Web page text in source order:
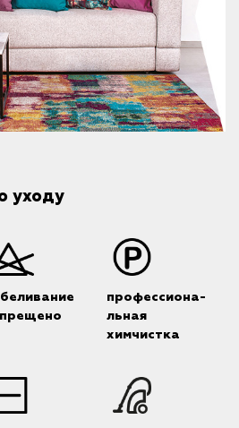
уходу
профессиона-
льная
химчистка